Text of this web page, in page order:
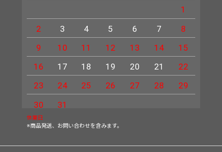
1
2
3 4 5 6 7
8
9
10 11 12 13 14
15
16
17 18 19 20 21
22
23
24 25 26 27 28
29
30
31
休業日
※商品発送、お問い合わせを含みます。